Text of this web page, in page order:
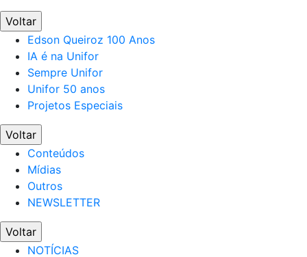
Voltar
Edson Queiroz 100 Anos
IA é na Unifor
Sempre Unifor
Unifor 50 anos
Projetos Especiais
Voltar
Conteúdos
Mídias
Outros
NEWSLETTER
Voltar
NOTÍCIAS